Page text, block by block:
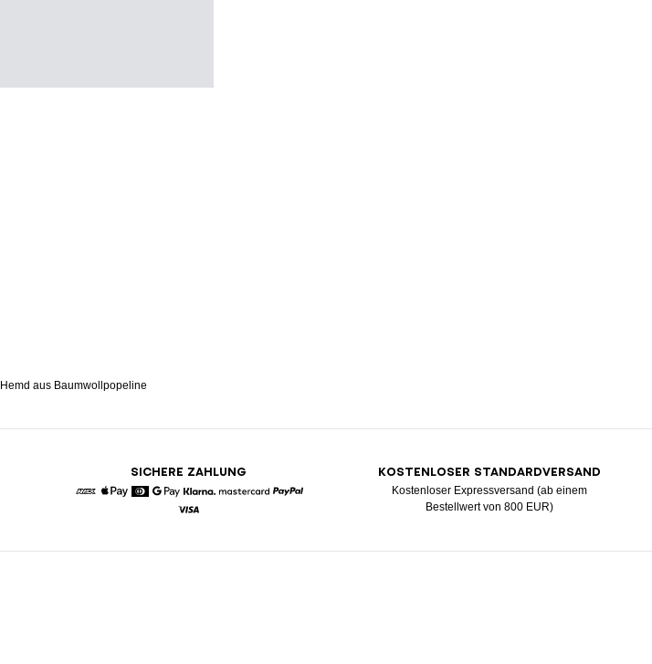
Hemd aus Baumwollpopeline
SICHERE ZAHLUNG
Google Pay
Klarna
KOSTENLOSER STANDARDVERSAND
Kostenloser Expressversand (ab einem
Bestellwert von 800 EUR)